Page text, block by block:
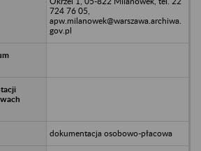
724 76 05,
apw.milanowek@warszawa.archiwa.
gov.pl
dokumentacja osobowo-płacowa